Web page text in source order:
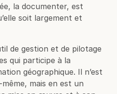
la documenter, est
soit largement et
de gestion et de pilotage
qui participe à la
géographique. Il n’est
mais en est un